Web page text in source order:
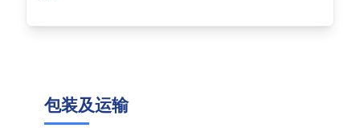
包装及运输